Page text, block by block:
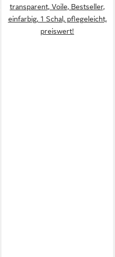
transparent, Voile, Bestseller,
einfarbig, 1 Schal, pflegeleicht,
preiswert!